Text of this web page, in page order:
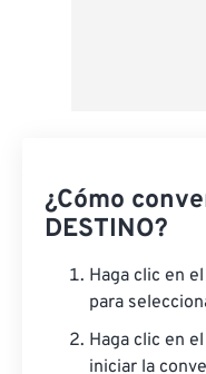
¿Cómo
DESTINO?
Haga clic en
para
Haga clic en
iniciar la